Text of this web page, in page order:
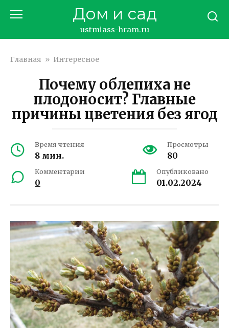
Дом и сад
ustmiass-hram.ru
Главная » Интересное
Почему облепиха не
плодоносит? Главные
причины цветения без ягод
Время чтения
8 мин.
Просмотры
80
Комментарии
0
Опубликовано
01.02.2024